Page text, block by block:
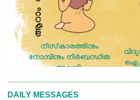
DAILY MESSAGES